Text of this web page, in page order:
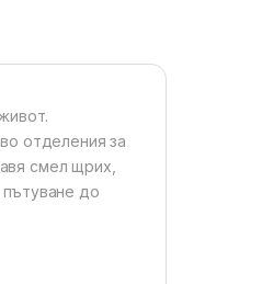
отделения за
смел щрих,
до